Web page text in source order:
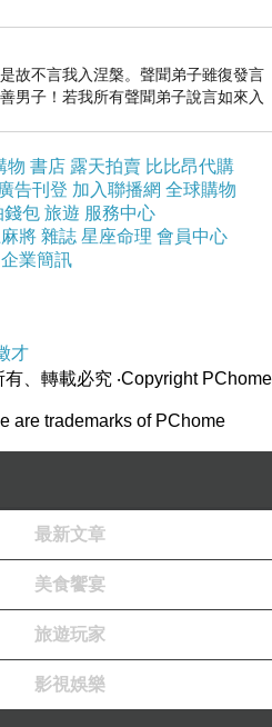
熱 夜遊消暑熱。。。
故不言我入涅槃。聲聞弟子雖復發言
男子！若我所有聲聞弟子說言如來入
物 書店 露天拍賣 比比昂代購
廣告刊登 加入聯播網 全球購物
錢包 旅遊 服務中心
將 雜誌 星座命理 會員中心
企業簡訊
才
有、轉載必究 ‧Copyright PChome
are trademarks of PChome
最新文章
美食饗宴
旅遊玩家
影視娛樂